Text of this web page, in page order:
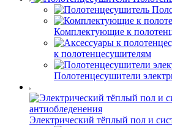
Комплектующие к
к полотенцесушителям
Полотенцесушители
Электрический тёплый пол и